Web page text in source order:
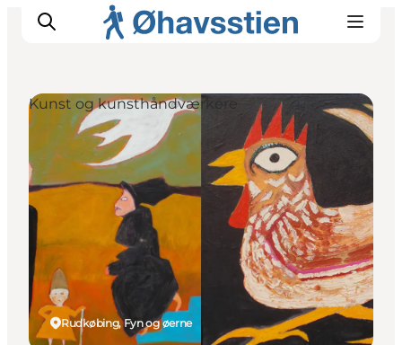
Inspiration
Vandreruter
Planlægning
Rudkøbing, Fyn og øerne
Kunst og kunsthåndværkere